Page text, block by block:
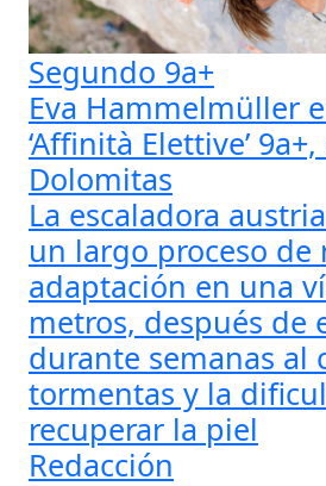
Segundo 9a+
Eva Hammelmüller
‘Affinità Elettive’ 9a+,
Dolomitas
La escaladora
un largo proceso de
adaptación en una
metros, después de
durante semanas al
tormentas y la
recuperar la piel
Redacción